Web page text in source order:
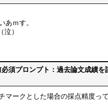
あｍす。
泣）
須プロンプト：過去論文成績を
マークとした場合の採点精度っ